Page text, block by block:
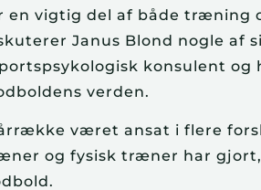
vigtig del af både træning
Janus Blond nogle af
konsulent
verden.
været ansat i flere
og fysisk træner har